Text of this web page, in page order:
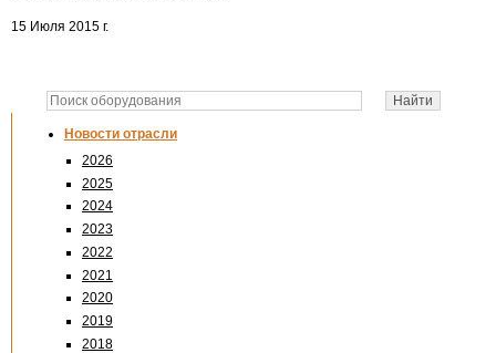
Новости отрасли
2026
2025
2024
2023
2022
2021
2020
2019
2018
15 Июля 2015 г.